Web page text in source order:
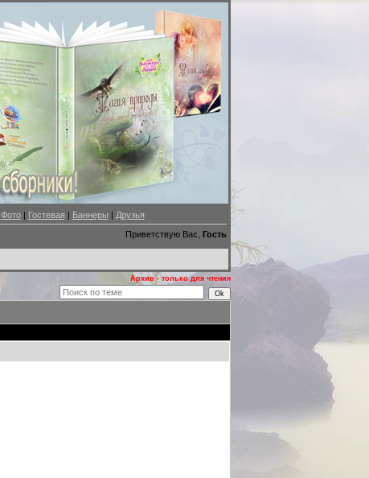
Фото| Гостевая | Баннеры | Друзья
Приветствую Вас, Гость
Архив - только для чтения